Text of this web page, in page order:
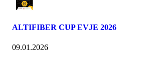
ALTIFIBER CUP EVJE 2026
09.01.2026